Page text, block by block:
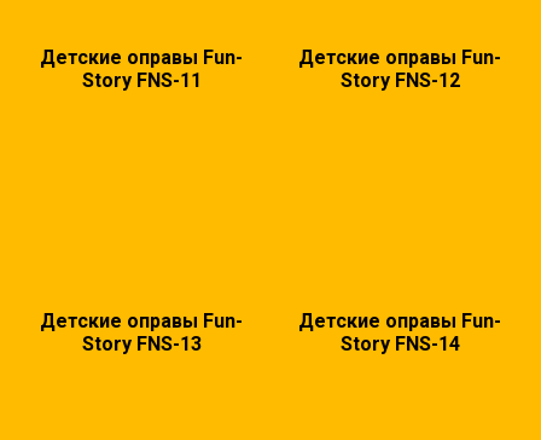
Детские оправы Fun-
Story FNS-11
Детские оправы Fun-
Story FNS-12
Детские оправы Fun-
Story FNS-13
Детские оправы Fun-
Story FNS-14